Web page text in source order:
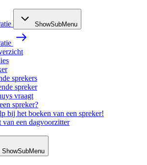
ShowSubMenu
sprekers
spreker
vraagt
spreker?
bij het boeken van een spreker!
van een dagvoorzitter
ShowSubMenu